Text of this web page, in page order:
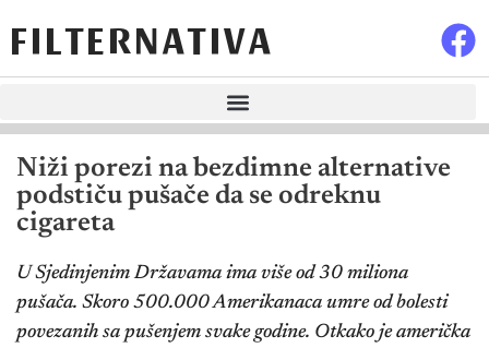
FILTERNATIVA
Niži porezi na bezdimne alternative
podstiču pušače da se odreknu
cigareta
U Sjedinjenim Državama ima više od 30 miliona
pušača. Skoro 500.000 Amerikanaca umre od bolesti
povezanih sa pušenjem svake godine. Otkako je američka